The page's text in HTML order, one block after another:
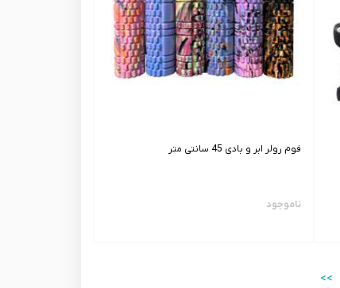
فوم رولر ابر و بادی 45 سانتی متر
ناموجود
>>